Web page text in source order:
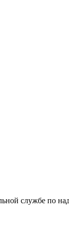
службе по